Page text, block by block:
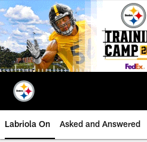
Skip
to
main
content
Labriola On Asked and Answered